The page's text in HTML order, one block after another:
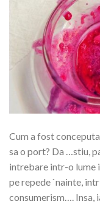
Cum a fost
sa o port? Da …stiu,
intrebare intr-o lume
pe repede `nainte,
consumerism…. Insa,